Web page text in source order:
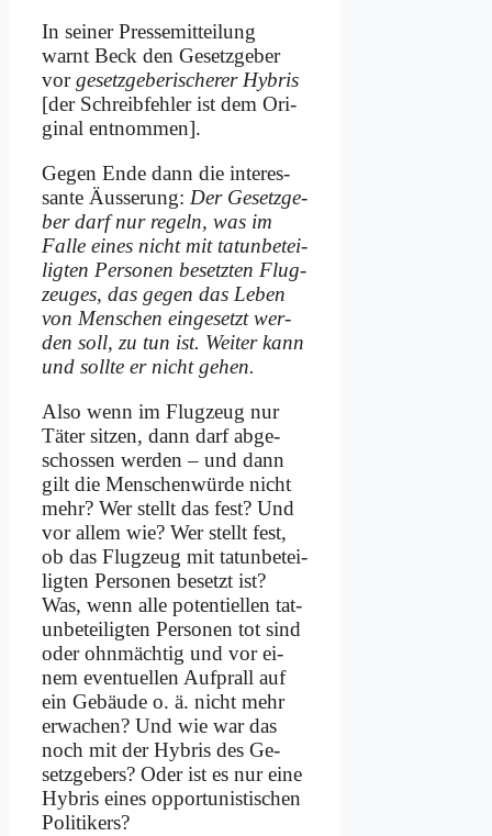
In sei­ner Pres­se­mit­tei­lung
warnt Beck den Ge­setz­ge­ber
vorge­setz­ge­be­ri­sche­rer Hy­bris
[der Schreib­feh­ler ist dem Ori­
gi­nal ent­nom­men].
Ge­gen En­de dann die in­ter­es­
san­te Äu­sse­rung: Der Ge­setz­ge­
ber darf nur re­geln, was im
Fal­le ei­nes nicht mit tat­un­be­tei­
lig­ten Per­so­nen be­setz­ten Flug­
zeu­ges, das ge­gen das Le­ben
von Men­schen ein­ge­setzt wer­
den soll, zu tun ist. Wei­ter kann
und soll­te er nicht ge­hen.
Al­so wenn im Flug­zeug nur
Tä­ter sit­zen, dann darf ab­ge­
schos­sen wer­den – und dann
gilt die Men­schen­wür­de nicht
mehr? Wer stellt das fest? Und
vor al­lem wie? Wer stellt fest,
ob das Flug­zeug mit tat­un­be­tei­
lig­ten Per­so­nen be­setzt ist?
Was, wenn al­le po­ten­ti­el­len tat­
un­be­tei­lig­ten Per­so­nen tot sind
oder ohn­mäch­tig und vor ei­
nem even­tu­el­len Auf­prall auf
ein Ge­bäu­de o. ä. nicht mehr
er­wa­chen? Und wie war das
noch mit der Hy­bris des Ge­
setz­ge­bers? Oder ist es nur ei­ne
Hy­bris ei­nes op­por­tu­ni­sti­schen
Po­li­ti­kers?